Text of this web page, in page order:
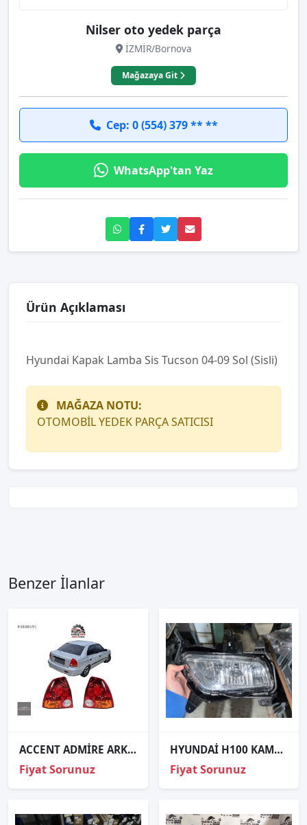
Nilser oto yedek parça
İZMİR/Bornova
Mağazaya Git
Cep: 0 (554) 379 ** **
WhatsApp'tan Yaz
Ürün Açıklaması
Hyundai Kapak Lamba Sis Tucson 04-09 Sol (Sisli)
MAĞAZA NOTU:
OTOMOBİL YEDEK PARÇA SATICISI
Benzer İlanlar
ACCENT ADMİRE ARKA STOP LAMBASI SAĞ SOL 2003-2006 / ADET FİYAT
Fiyat Sorunuz
HYUNDAİ H100 KAMYONET SAĞ SİS FAR
Fiyat Sorunuz